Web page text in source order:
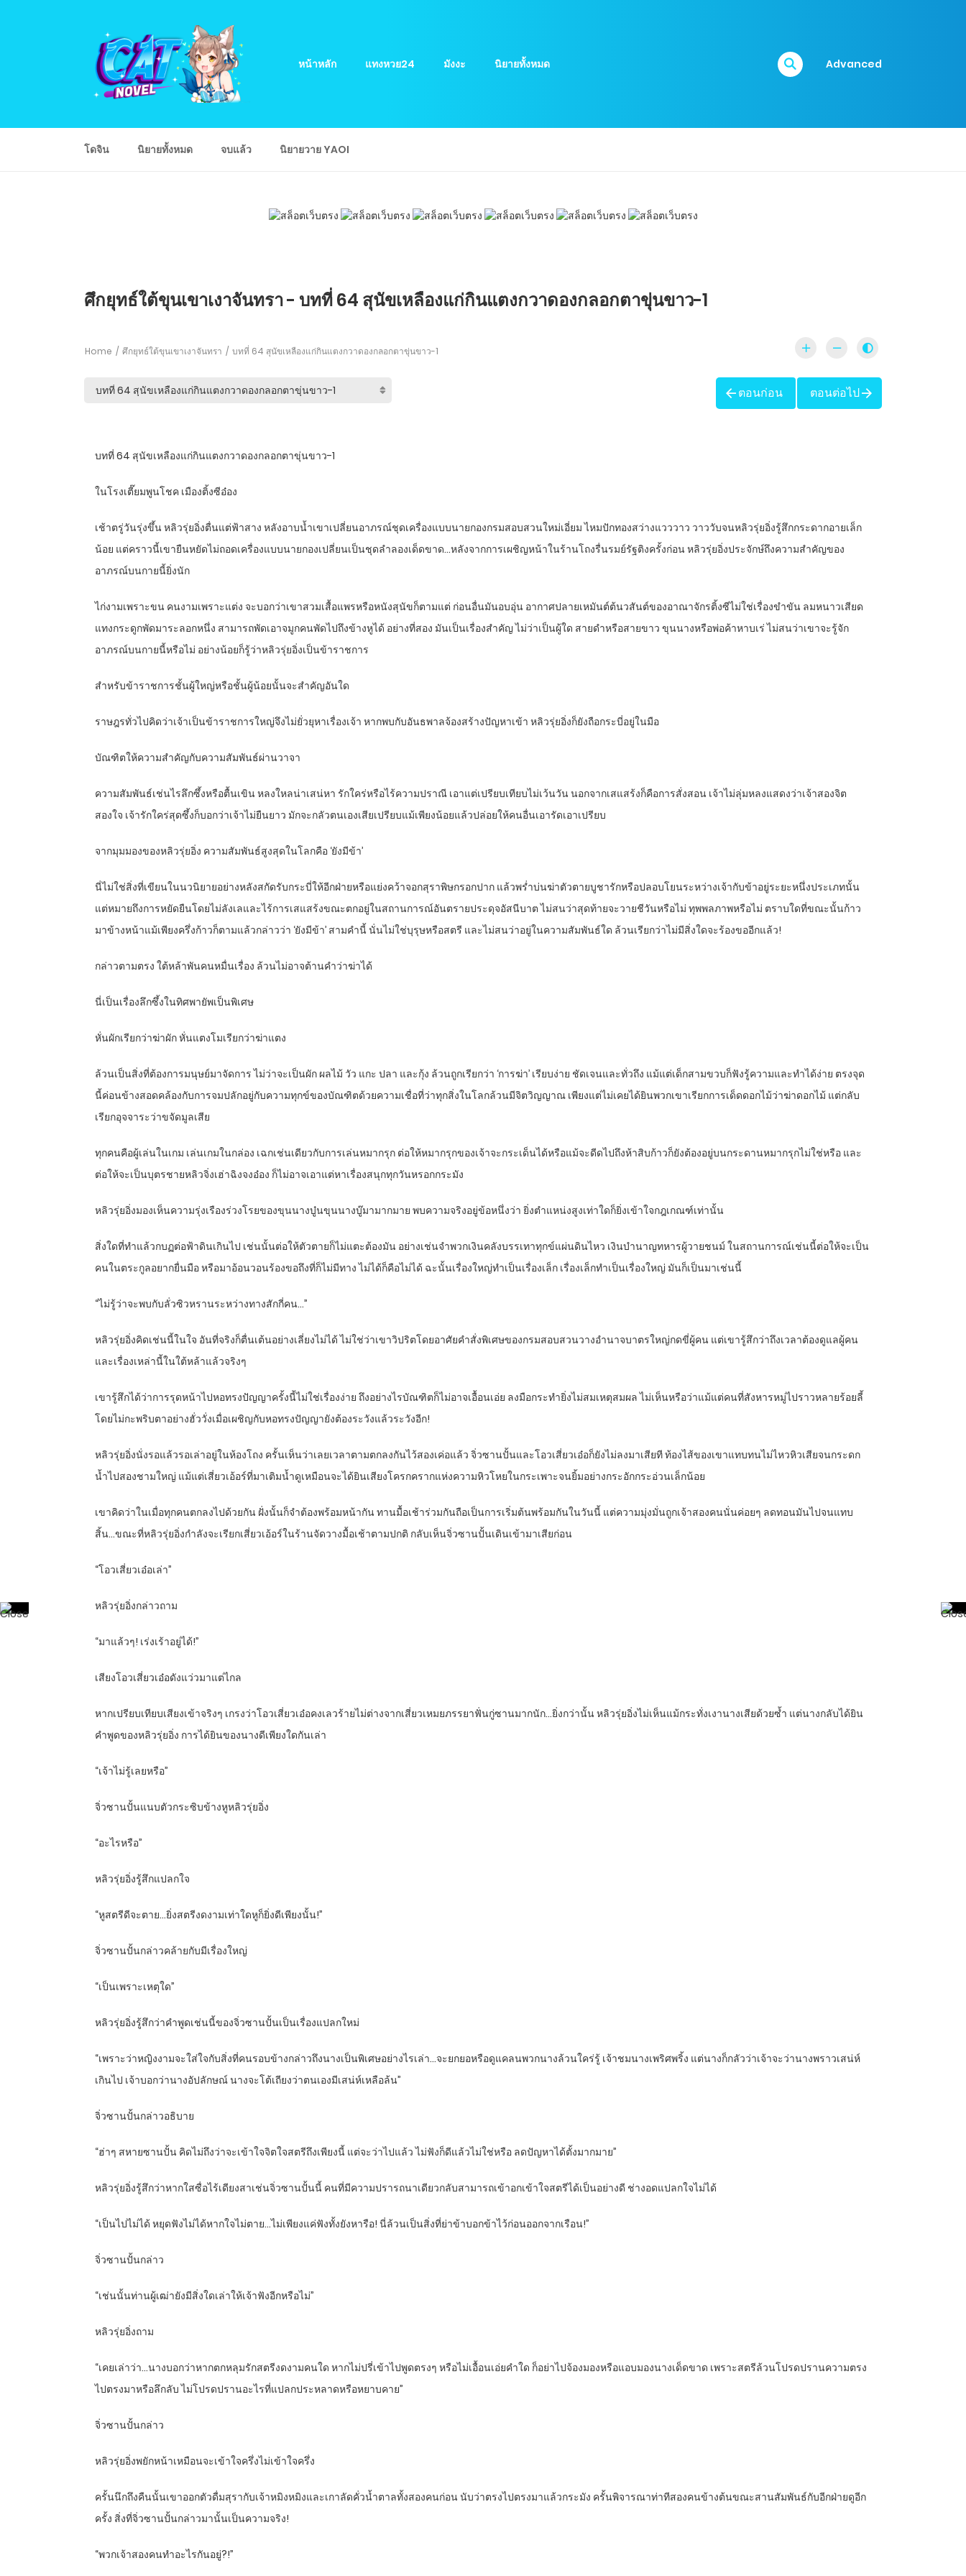
หน้าหลัก แทงหวย24 มังงะ นิยายทั้งหมด Advanced
โดจิน นิยายทั้งหมด จบแล้ว นิยายวาย YAOI
ศึกยุทธ์ใต้ขุนเขาเงาจันทรา - บทที่ 64 สุนัขเหลืองแก่กินแตงกวาดองกลอกตาขุ่นขาว-1
Home ศึกยุทธ์ใต้ขุนเขาเงาจันทรา บทที่ 64 สุนัขเหลืองแก่กินแตงกวาดองกลอกตาขุ่นขาว-1
ตอนก่อน ตอนต่อไป
บทที่ 64 สุนัขเหลืองแก่กินแตงกวาดองกลอกตาขุ่นขาว-1
ในโรงเตี๊ยมพูนโชค เมืองติ้งซีอ๋อง
เช้าตรู่วันรุ่งขึ้น หลิวรุ่ยอิ่งตื่นแต่ฟ้าสาง หลังอาบน้ำเขาเปลี่ยนอาภรณ์ชุดเครื่องแบบนายกองกรมสอบสวนใหม่เอี่ยม ไหมปักทองสว่างแวววาว วาววับจนหลิวรุ่ยอิ่งรู้สึกกระดากอายเล็ก
น้อย แต่คราวนี้เขายืนหยัดไม่ถอดเครื่องแบบนายกองเปลี่ยนเป็นชุดลำลองเด็ดขาด…หลังจากการเผชิญหน้าในร้านโถงรื่นรมย์รัฐติงครั้งก่อน หลิวรุ่ยอิ่งประจักษ์ถึงความสำคัญของ
อาภรณ์บนกายนี้ยิ่งนัก
ไก่งามเพราะขน คนงามเพราะแต่ง จะบอกว่าเขาสวมเสื้อแพรหรือหนังสุนัขก็ตามแต่ ก่อนอื่นมันอบอุ่น อากาศปลายเหมันต์ต้นวสันต์ของอาณาจักรติ้งซีไม่ใช่เรื่องขำขัน ลมหนาวเสียด
แทงกระดูกพัดมาระลอกหนึ่ง สามารถพัดเอาจมูกคนพัดไปถึงข้างหูได้ อย่างที่สอง มันเป็นเรื่องสำคัญ ไม่ว่าเป็นผู้ใด สายดำหรือสายขาว ขุนนางหรือพ่อค้าหาบเร่ ไม่สนว่าเขาจะรู้จัก
อาภรณ์บนกายนี้หรือไม่ อย่างน้อยก็รู้ว่าหลิวรุ่ยอิ่งเป็นข้าราชการ
สำหรับข้าราชการชั้นผู้ใหญ่หรือชั้นผู้น้อยนั้นจะสำคัญอันใด
ราษฎรทั่วไปคิดว่าเจ้าเป็นข้าราชการใหญ่จึงไม่ยั่วยุหาเรื่องเจ้า หากพบกับอันธพาลจ้องสร้างปัญหาเข้า หลิวรุ่ยอิ่งก็ยังถือกระบี่อยู่ในมือ
บัณฑิตให้ความสำคัญกับความสัมพันธ์ผ่านวาจา
ความสัมพันธ์เช่นไรลึกซึ้งหรือตื้นเขิน หลงใหลน่าเสน่หา รักใคร่หรือไร้ความปราณี เอาแต่เปรียบเทียบไม่เว้นวัน นอกจากเสแสร้งก็คือการสั่งสอน เจ้าไม่ลุ่มหลงแสดงว่าเจ้าสองจิต
สองใจ เจ้ารักใคร่สุดซึ้งก็บอกว่าเจ้าไม่ยืนยาว มักจะกลัวตนเองเสียเปรียบแม้เพียงน้อยแล้วปล่อยให้คนอื่นเอารัดเอาเปรียบ
จากมุมมองของหลิวรุ่ยอิ่ง ความสัมพันธ์สูงสุดในโลกคือ ‘ยังมีข้า’
นี่ไม่ใช่สิ่งที่เขียนในนวนิยายอย่างหลังสกัดรับกระบี่ให้อีกฝ่ายหรือแย่งคว้าจอกสุราพิษกรอกปาก แล้วพร่ำบ่นฆ่าตัวตายบูชารักหรือปลอบโยนระหว่างเจ้ากับข้าอยู่ระยะหนึ่งประเภทนั้น
แต่หมายถึงการหยัดยืนโดยไม่ลังเลและไร้การเสแสร้งขณะตกอยู่ในสถานการณ์อันตรายประดุจอัสนีบาต ไม่สนว่าสุดท้ายจะวายชีวันหรือไม่ ทุพพลภาพหรือไม่ ตราบใดที่ขณะนั้นก้าว
มาข้างหน้าแม้เพียงครึ่งก้าวก็ตามแล้วกล่าวว่า ‘ยังมีข้า’ สามคำนี้ นั่นไม่ใช่บุรุษหรือสตรี และไม่สนว่าอยู่ในความสัมพันธ์ใด ล้วนเรียกว่าไม่มีสิ่งใดจะร้องขออีกแล้ว!
กล่าวตามตรง ใต้หล้าพันคนหมื่นเรื่อง ล้วนไม่อาจต้านคำว่าฆ่าได้
นี่เป็นเรื่องลึกซึ้งในทิศพายัพเป็นพิเศษ
หั่นผักเรียกว่าฆ่าผัก หั่นแตงโมเรียกว่าฆ่าแตง
ล้วนเป็นสิ่งที่ต้องการมนุษย์มาจัดการ ไม่ว่าจะเป็นผัก ผลไม้ วัว แกะ ปลา และกุ้ง ล้วนถูกเรียกว่า ‘การฆ่า’ เรียบง่าย ชัดเจนและทั่วถึง แม้แต่เด็กสามขวบก็ฟังรู้ความและทำได้ง่าย ตรงจุด
นี้ค่อนข้างสอดคล้องกับการจมปลักอยู่กับความทุกข์ของบัณฑิตด้วยความเชื่อที่ว่าทุกสิ่งในโลกล้วนมีจิตวิญญาณ เพียงแต่ไม่เคยได้ยินพวกเขาเรียกการเด็ดดอกไม้ว่าฆ่าดอกไม้ แต่กลับ
เรียกอุจจาระว่าขจัดมูลเสีย
ทุกคนคือผู้เล่นในเกม เล่นเกมในกล่อง เฉกเช่นเดียวกับการเล่นหมากรุก ต่อให้หมากรุกของเจ้าจะกระเด็นได้หรือแม้จะดีดไปถึงห้าสิบก้าวก็ยังต้องอยู่บนกระดานหมากรุกไม่ใช่หรือ และ
ต่อให้จะเป็นบุตรชายหลิวจิ่งเฮ่าฉิงจงอ๋อง ก็ไม่อาจเอาแต่หาเรื่องสนุกทุกวันหรอกกระมัง
หลิวรุ่ยอิ่งมองเห็นความรุ่งเรืองร่วงโรยของขุนนางบู๋นขุนนางบู๊มามากมาย พบความจริงอยู่ข้อหนึ่งว่า ยิ่งตำแหน่งสูงเท่าใดก็ยิ่งเข้าใจกฎเกณฑ์เท่านั้น
สิ่งใดที่ทำแล้วกบฏต่อฟ้าดินเกินไป เช่นนั้นต่อให้ตัวตายก็ไม่แตะต้องมัน อย่างเช่นจำพวกเงินคลังบรรเทาทุกข์แผ่นดินไหว เงินบำนาญทหารผู้วายชนม์ ในสถานการณ์เช่นนี้ต่อให้จะเป็น
คนในตระกูลอยากยื่นมือ หรือมาอ้อนวอนร้องขอถึงที่ก็ไม่มีทาง ไม่ได้ก็คือไม่ได้ ฉะนั้นเรื่องใหญ่ทำเป็นเรื่องเล็ก เรื่องเล็กทำเป็นเรื่องใหญ่ มันก็เป็นมาเช่นนี้
“ไม่รู้ว่าจะพบกับลั่วซิวหรานระหว่างทางสักกี่คน…”
หลิวรุ่ยอิ่งคิดเช่นนี้ในใจ อันที่จริงก็ตื่นเต้นอย่างเลี่ยงไม่ได้ ไม่ใช่ว่าเขาวิปริตโดยอาศัยคำสั่งพิเศษของกรมสอบสวนวางอำนาจบาตรใหญ่กดขี่ผู้คน แต่เขารู้สึกว่าถึงเวลาต้องดูแลผู้คน
และเรื่องเหล่านี้ในใต้หล้าแล้วจริงๆ
เขารู้สึกได้ว่าการรุดหน้าไปหอทรงปัญญาครั้งนี้ไม่ใช่เรื่องง่าย ถึงอย่างไรบัณฑิตก็ไม่อาจเอื้อนเอ่ย ลงมือกระทำยิ่งไม่สมเหตุสมผล ไม่เห็นหรือว่าแม้แต่คนที่สังหารหมู่ไปราวหลายร้อยลี้
โดยไม่กะพริบตาอย่างฮั่ววั่งเมื่อเผชิญกับหอทรงปัญญายังต้องระวังแล้วระวังอีก!
หลิวรุ่ยอิ่งนั่งรอแล้วรอเล่าอยู่ในห้องโถง ครั้นเห็นว่าเลยเวลาตามตกลงกันไว้สองเค่อแล้ว จิ่วซานปั้นและโอวเสี่ยวเอ๋อก็ยังไม่ลงมาเสียที ท้องไส้ของเขาแทบทนไม่ไหวหิวเสียจนกระดก
น้ำไปสองชามใหญ่ แม้แต่เสี่ยวเอ้อร์ที่มาเติมน้ำดูเหมือนจะได้ยินเสียงโครกครากแห่งความหิวโหยในกระเพาะจนยิ้มอย่างกระอักกระอ่วนเล็กน้อย
เขาคิดว่าในเมื่อทุกคนตกลงไปด้วยกัน ฝั่งนั้นก็จำต้องพร้อมหน้ากัน ทานมื้อเช้าร่วมกันถือเป็นการเริ่มต้นพร้อมกันในวันนี้ แต่ความมุ่งมั่นถูกเจ้าสองคนนั่นค่อยๆ ลดทอนมันไปจนแทบ
สิ้น…ขณะที่หลิวรุ่ยอิ่งกำลังจะเรียกเสี่ยวเอ้อร์ในร้านจัดวางมื้อเช้าตามปกติ กลับเห็นจิ่วซานปั้นเดินเข้ามาเสียก่อน
“โอวเสี่ยวเอ๋อเล่า”
หลิวรุ่ยอิ่งกล่าวถาม
“มาแล้วๆ! เร่งเร้าอยู่ได้!”
เสียงโอวเสี่ยวเอ๋อดังแว่วมาแต่ไกล
หากเปรียบเทียบเสียงเข้าจริงๆ เกรงว่าโอวเสี่ยวเอ๋อคงเลวร้ายไม่ต่างจากเสี่ยวเหมยภรรยาฟั่นกู่ซานมากนัก…ยิ่งกว่านั้น หลิวรุ่ยอิ่งไม่เห็นแม้กระทั่งเงานางเสียด้วยซ้ำ แต่นางกลับได้ยิน
คำพูดของหลิวรุ่ยอิ่ง การได้ยินของนางดีเพียงใดกันเล่า
“เจ้าไม่รู้เลยหรือ”
จิ่วซานปั้นแนบตัวกระซิบข้างหูหลิวรุ่ยอิ่ง
“อะไรหรือ”
หลิวรุ่ยอิ่งรู้สึกแปลกใจ
“หูสตรีดีจะตาย…ยิ่งสตรีงดงามเท่าใดหูก็ยิ่งดีเพียงนั้น!”
จิ่วซานปั้นกล่าวคล้ายกับมีเรื่องใหญ่
“เป็นเพราะเหตุใด”
หลิวรุ่ยอิ่งรู้สึกว่าคำพูดเช่นนี้ของจิ่วซานปั้นเป็นเรื่องแปลกใหม่
“เพราะว่าหญิงงามจะใส่ใจกับสิ่งที่คนรอบข้างกล่าวถึงนางเป็นพิเศษอย่างไรเล่า…จะยกยอหรือดูแคลนพวกนางล้วนใคร่รู้ เจ้าชมนางเพริศพริ้ง แต่นางก็กลัวว่าเจ้าจะว่านางพราวเสน่ห์
เกินไป เจ้าบอกว่านางอัปลักษณ์ นางจะโต้เถียงว่าตนเองมีเสน่ห์เหลือล้น”
จิ่วซานปั้นกล่าวอธิบาย
“ฮ่าๆ สหายซานปั้น คิดไม่ถึงว่าจะเข้าใจจิตใจสตรีถึงเพียงนี้ แต่จะว่าไปแล้ว ไม่ฟังก็ดีแล้วไม่ใช่หรือ ลดปัญหาได้ตั้งมากมาย”
หลิวรุ่ยอิ่งรู้สึกว่าหากใสซื่อไร้เดียงสาเช่นจิ่วซานปั้นนี้ คนที่มีความปรารถนาเดียวกลับสามารถเข้าอกเข้าใจสตรีได้เป็นอย่างดี ช่างอดแปลกใจไม่ได้
“เป็นไปไม่ได้ หยุดฟังไม่ได้หากใจไม่ตาย…ไม่เพียงแค่ฟังทั้งยังหารือ! นี่ล้วนเป็นสิ่งที่ย่าข้าบอกข้าไว้ก่อนออกจากเรือน!”
จิ่วซานปั้นกล่าว
“เช่นนั้นท่านผู้เฒ่ายังมีสิ่งใดเล่าให้เจ้าฟังอีกหรือไม่”
หลิวรุ่ยอิ่งถาม
“เคยเล่าว่า…นางบอกว่าหากตกหลุมรักสตรีงดงามคนใด หากไม่ปรี่เข้าไปพูดตรงๆ หรือไม่เอื้อนเอ่ยคำใด ก็อย่าไปจ้องมองหรือแอบมองนางเด็ดขาด เพราะสตรีล้วนโปรดปรานความตรง
ไปตรงมาหรือลึกลับ ไม่โปรดปรานอะไรที่แปลกประหลาดหรือหยาบคาย”
จิ่วซานปั้นกล่าว
หลิวรุ่ยอิ่งพยักหน้าเหมือนจะเข้าใจครึ่งไม่เข้าใจครึ่ง
ครั้นนึกถึงคืนนั้นเขาออกตัวดื่มสุรากับเจ้าหมิงหมิงและเกาลัดคั่วน้ำตาลทั้งสองคนก่อน นับว่าตรงไปตรงมาแล้วกระมัง ครั้นพิจารณาท่าทีสองคนข้างต้นขณะสานสัมพันธ์กับอีกฝ่ายดูอีก
ครั้ง สิ่งที่จิ่วซานปั้นกล่าวมานั้นเป็นความจริง!
“พวกเจ้าสองคนทำอะไรกันอยู่?!”